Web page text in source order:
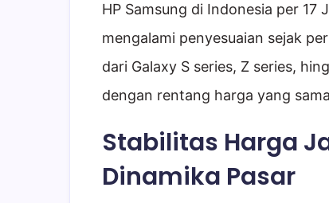
HP Samsung di Indonesia per
mengalami penyesuaian sejak
dari Galaxy S series, Z series,
dengan rentang harga yang
Stabilitas Harga
Dinamika Pasar